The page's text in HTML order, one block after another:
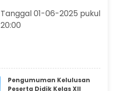
Tanggal 01-06-2025 pukul
20:00
Pengumuman Kelulusan
Peserta Didik Kelas XII